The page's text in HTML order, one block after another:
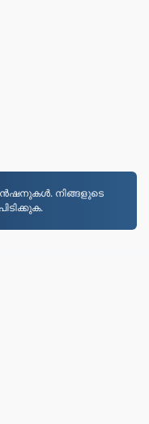
നിങ്ങളുടെ